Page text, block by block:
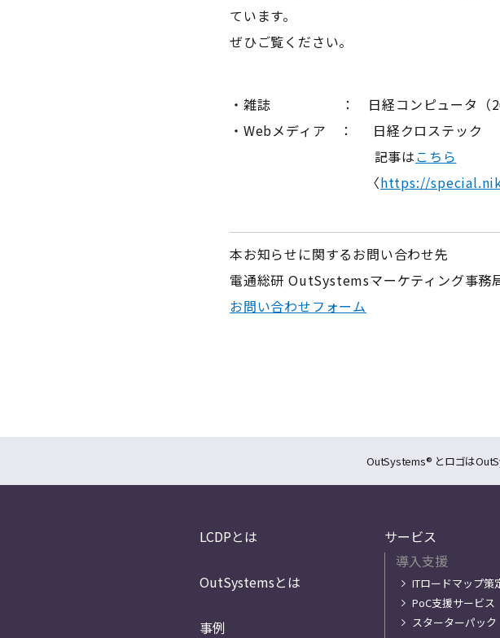
ています。
ぜひご覧ください。
・雑誌 ： 日経コンピュータ（
・Webメディア ： 日経クロステック
記事はこちら
〈https://
本お知らせに関するお問い合わせ先
電通総研 OutSystemsマーケティング事務
お問い合わせフォーム
OutSystems® とロゴは
LCDPとは
OutSystemsとは
事例
サービス
導入支援
ITロードマップ策
PoC支援サービス
スターターパック